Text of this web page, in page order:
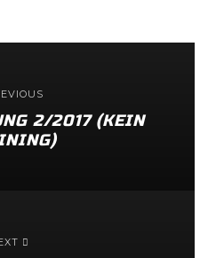
2/2017 (KEIN